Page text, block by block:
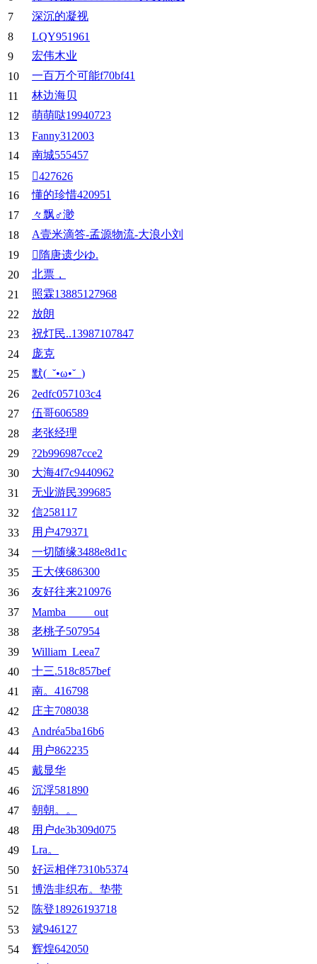
7
深沉的凝视
8
LQY951961
9
宏伟木业
10
一百万个可能f70bf41
11
林边海贝
12
萌萌哒19940723
13
Fanny312003
14
南城555457
15
427626
16
懂的珍惜420951
17
々飘♂渺
18
A壹米滴答-孟源物流-大浪小刘
19
隋唐遗少ゆ.
20
北票，
21
照霖13885127968
22
放朗
23
祝灯民..13987107847
24
庞克
25
默(_˘•ω•˘_)
26
2edfc057103c4
27
伍哥606589
28
老张经理
29
?2b996987cce2
30
大海4f7c9440962
31
无业游民399685
32
信258117
33
用户479371
34
一切随缘3488e8d1c
35
王大侠686300
36
友好往来210976
37
Mamba_____out
38
老桃子507954
39
William_Leea7
40
十三.518c857bef
41
南。416798
42
庄主708038
43
Andréa5ba16b6
44
用户862235
45
戴显华
46
沉浮581890
47
朝朝。。
48
用户de3b309d075
49
Lra。
50
好运相伴7310b5374
51
博浩非织布。垫带
52
陈登18926193718
53
斌946127
54
辉煌642050